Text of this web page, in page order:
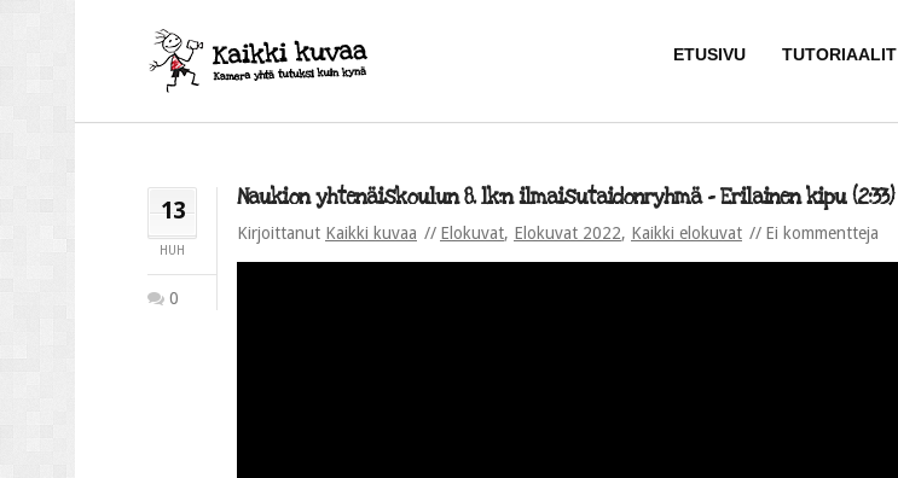
ETUSIVU TUTORIAALIT
13
HUH
0
Naukion yhtenäiskoulun 8. lk:n ilmaisutaidonryhmä – Erilainen kipu (2:33)
Kirjoittanut Kaikki kuvaa Elokuvat, Elokuvat 2022, Kaikki elokuvat Ei kommentteja